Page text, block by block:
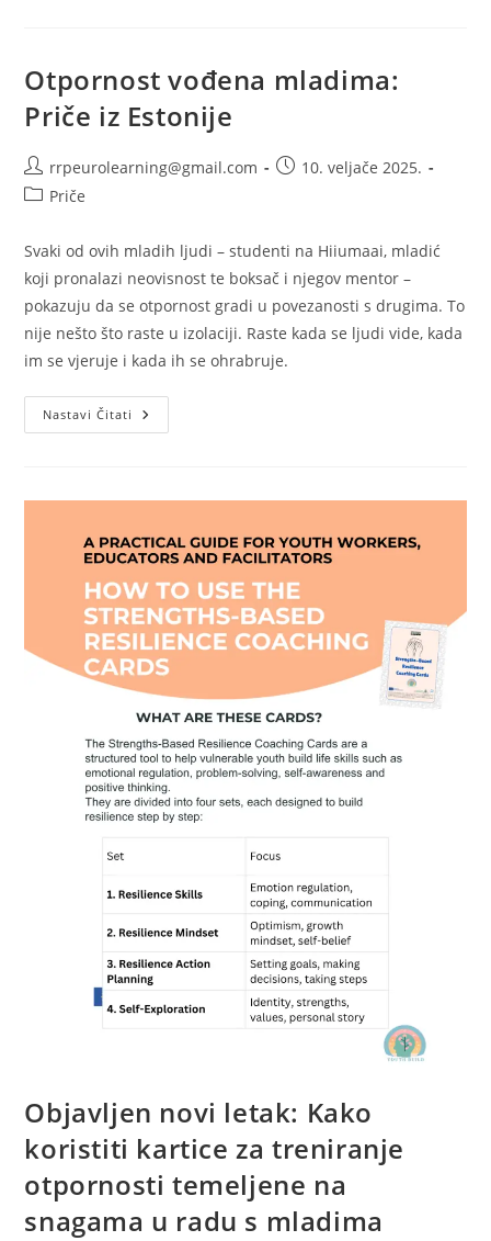
Testiraju
Za
Otpornost
BUILD-
A
Otpornost vođena mladima:
Priče iz Estonije
Autor
objave:
rrpeurolearning@gmail.com
Objava10. veljače 2025.
Kategorija
Priče
Svaki od ovih mladih ljudi – studenti na Hiiumaai, mladić
koji pronalazi neovisnost te boksač i njegov mentor –
pokazuju da se otpornost gradi u povezanosti s drugima. To
nije nešto što raste u izolaciji. Raste kada se ljudi vide, kada
im se vjeruje i kada ih se ohrabruje.
Nastavi Čitati Otpornost
Vođena
Objavljen novi letak: Kako
koristiti kartice za treniranje
otpornosti temeljene na
snagama u radu s mladima